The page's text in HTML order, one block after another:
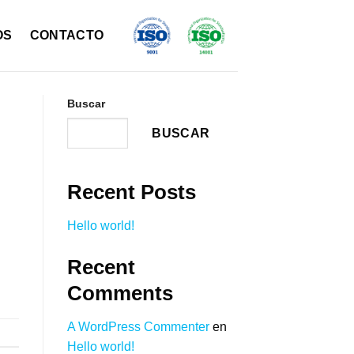
CONTACTO
Buscar
BUSCAR
Recent Posts
Hello world!
Recent
Comments
A WordPress Commenteren
Hello world!